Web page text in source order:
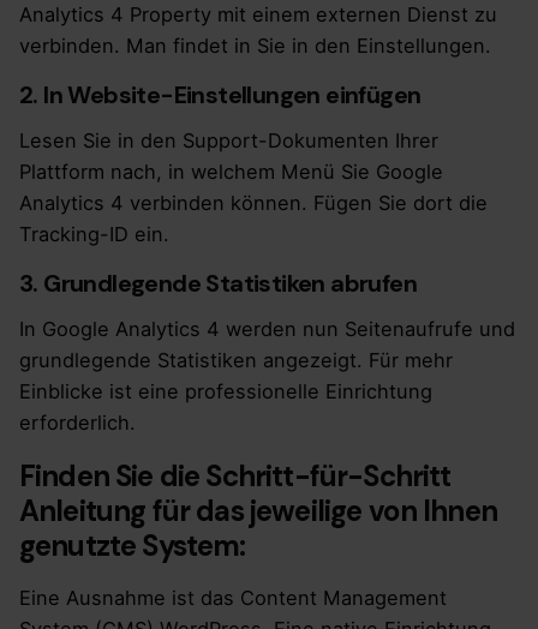
Analytics 4 Property mit einem externen Dienst zu
verbinden. Man findet in Sie in den Einstellungen.
2. In Website-Einstellungen einfügen
Lesen Sie in den Support-Dokumenten Ihrer
Plattform nach, in welchem Menü Sie Google
Analytics 4 verbinden können. Fügen Sie dort die
Tracking-ID ein.
3. Grundlegende Statistiken abrufen
In Google Analytics 4 werden nun Seitenaufrufe und
grundlegende Statistiken angezeigt. Für mehr
Einblicke ist eine professionelle Einrichtung
erforderlich.
Finden Sie die Schritt-für-Schritt
Anleitung für das jeweilige von Ihnen
genutzte System:
Eine Ausnahme ist das Content Management